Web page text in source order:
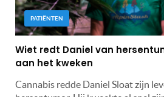
PATIËNTEN
Wiet redt Daniel van
aan het kweken
Cannabis redde Daniel Sloat zijn